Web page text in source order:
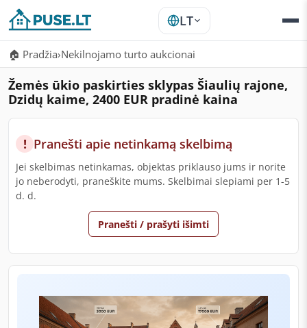
LT
🏠 Pradžia›Nekilnojamo turto aukcionai
Žemės ūkio paskirties sklypas Šiaulių rajone,
Dzidų kaime, 2400 EUR pradinė kaina
! Pranešti apie netinkamą skelbimą
Jei skelbimas netinkamas, objektas priklauso jums ir norite
jo neberodyti, praneškite mums. Skelbimai slepiami per 1-5
d. d.
Pranešti / prašyti išimti